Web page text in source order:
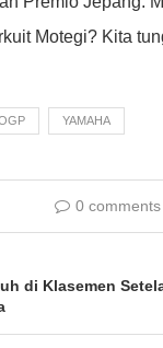
Motegi? Kita
YAMAHA
0 comments
di Klasemen